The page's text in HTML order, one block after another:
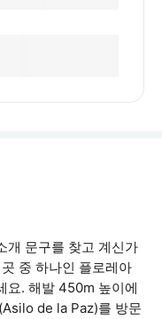
개 문구를 찾고 계신가
중 하나인 플로레아
요. 해발 450m 높이에
de la Paz)를 방문